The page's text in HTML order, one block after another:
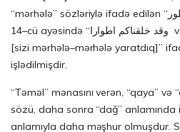
“mərhələ” sözləriylə ifadə edilən “طور tavr” sözü, Nuh surəsinin
14–cü ayəsində “وقد خلقناكم اطوارا və qad haleqnaküm ətvara
[sizi mərhələ–mərhələ yaratdıq]”
işlədilmişdir.
“Təməl” mənasını verən, “qaya” və
sözü, daha sonra “dağ” anlamında
anlamıyla daha məşhur olmuşdur.